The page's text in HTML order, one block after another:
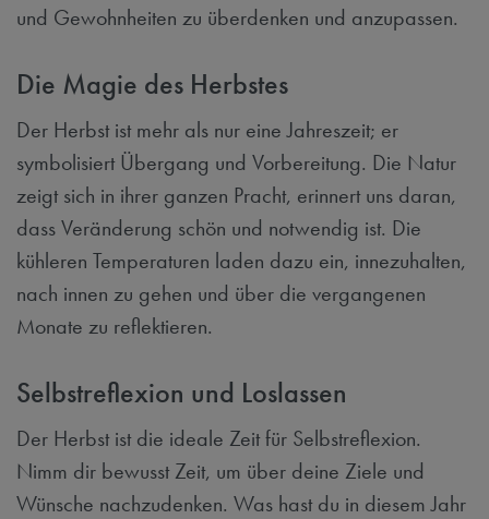
und Gewohnheiten zu überdenken und anzupassen.
Die Magie des Herbstes
Der Herbst ist mehr als nur eine Jahreszeit; er
symbolisiert Übergang und Vorbereitung. Die Natur
zeigt sich in ihrer ganzen Pracht, erinnert uns daran,
dass Veränderung schön und notwendig ist. Die
kühleren Temperaturen laden dazu ein, innezuhalten,
nach innen zu gehen und über die vergangenen
Monate zu reflektieren.
Selbstreflexion und Loslassen
Der Herbst ist die ideale Zeit für Selbstreflexion.
Nimm dir bewusst Zeit, um über deine Ziele und
Wünsche nachzudenken. Was hast du in diesem Jahr